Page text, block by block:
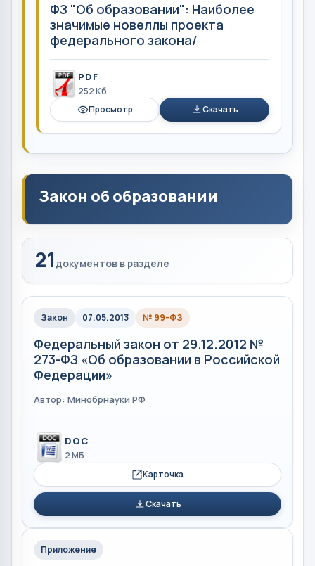
ФЗ "Об образовании": Наиболее
значимые новеллы проекта
федерального закона/
PDF
252 Кб
Просмотр
Скачать
Закон об образовании
21 документов в разделе
Закон 07.05.2013 № 99-ФЗ
Федеральный закон от 29.12.2012 №
273-ФЗ «Об образовании в Российской
Федерации»
Автор: Минобрнауки РФ
DOC
2 МБ
Карточка
Скачать
Приложение